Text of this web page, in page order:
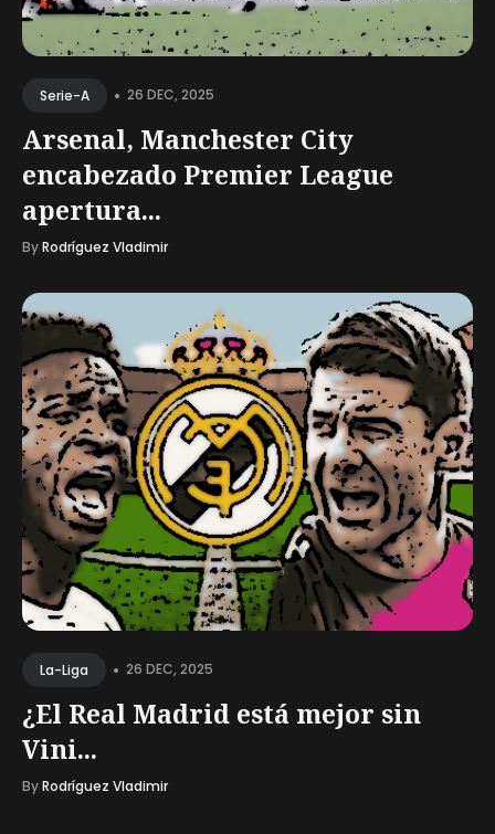
Serie-A • 26 DEC, 2025
Arsenal, Manchester City
encabezado Premier League
apertura...
ByRodríguez Vladimir
La-Liga • 26 DEC, 2025
¿El Real Madrid está mejor sin
Vini...
ByRodríguez Vladimir